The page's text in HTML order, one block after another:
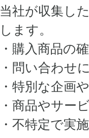
当社が収集し
します。
・購入商品の
・問い合わせ
・特別な企画
・商品やサー
・不特定で実